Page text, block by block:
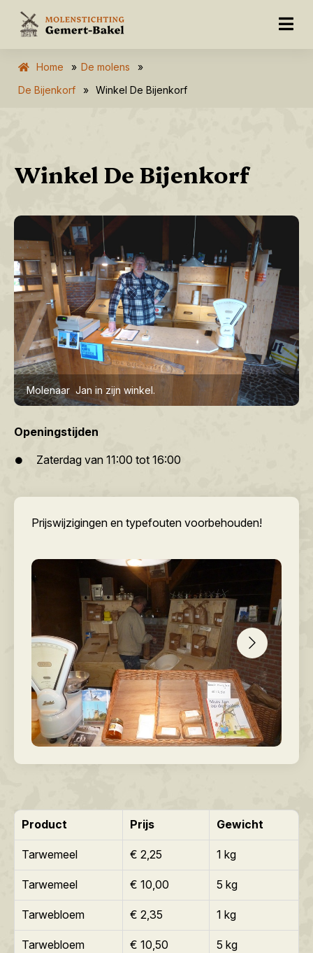
Home » De molens
»
De Bijenkorf
» Winkel De Bijenkorf
Winkel De Bijenkorf
Molenaar Jan in zijn winkel.
Openingstijden
Zaterdag van 11:00 tot 16:00
Prijswijzigingen en typefouten voorbehouden!
Product Prijs Gewicht
Tarwemeel € 2,25 1 kg
Tarwemeel € 10,00 5 kg
Tarwebloem € 2,35 1 kg
Tarwebloem € 10,50 5 kg